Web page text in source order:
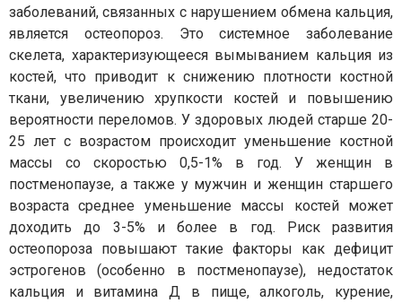
заболеваний, связанных с нарушением обмена кальция,
является остеопороз. Это системное заболевание
скелета, характеризующееся вымыванием кальция из
костей, что приводит к снижению плотности костной
ткани, увеличению хрупкости костей и повышению
вероятности переломов. У здоровых людей старше 20-
25 лет с возрастом происходит уменьшение костной
массы со скоростью 0,5-1% в год. У женщин в
постменопаузе, а также у мужчин и женщин старшего
возраста среднее уменьшение массы костей может
доходить до 3-5% и более в год. Риск развития
остеопороза повышают такие факторы как дефицит
эстрогенов (особенно в постменопаузе), недостаток
кальция и витамина Д в пище, алкоголь, курение,